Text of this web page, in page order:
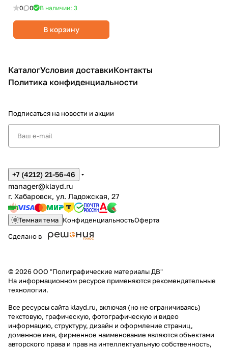
рамка,полочка/Alingar
0 0 В наличии: 3
В корзину
КаталогУсловия доставкиКонтакты
Политика конфиденциальности
Подписаться на новости и акции
+7 (4212) 21-56-46
manager@klayd.ru
г. Хабаровск, ул. Ладожская, 27
Темная тема КонфиденциальностьОферта
Сделано в
© 2026 ООО "Полиграфические материалы ДВ"
На информационном ресурсе применяются рекомендательные
технологии.
Все ресурсы сайта klayd.ru, включая (но не ограничиваясь)
текстовую, графическую, фотографическую и видео
информацию, структуру, дизайн и оформление страниц,
доменное имя, фирменное наименование являются объектами
авторского права и прав на интеллектуальную собственность,